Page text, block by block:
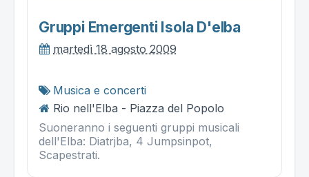
Gruppi Emergenti Isola D'elba
martedì 18 agosto 2009
Musica e concerti
Rio nell'Elba - Piazza del Popolo
Suoneranno i seguenti gruppi musicali
dell'Elba: Diatrjba, 4 Jumpsinpot,
Scapestrati.